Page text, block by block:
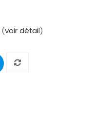
(voir détail)